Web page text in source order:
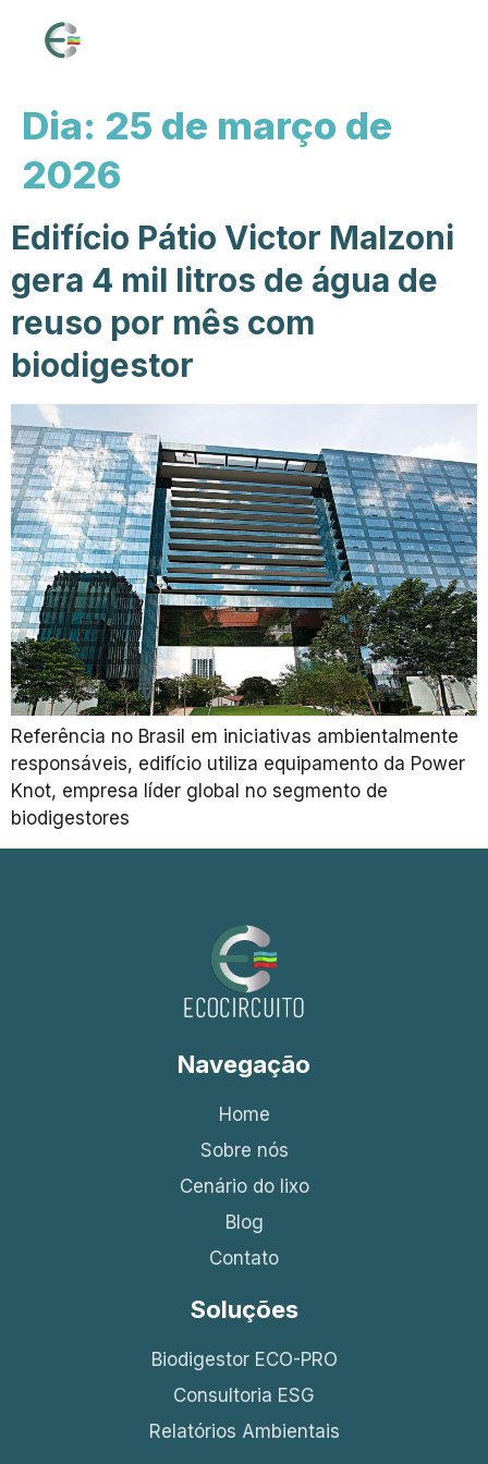
Dia: 25 de março de
2026
Edifício Pátio Victor Malzoni
gera 4 mil litros de água de
reuso por mês com
biodigestor
Referência no Brasil em iniciativas ambientalmente
responsáveis, edifício utiliza equipamento da Power
Knot, empresa líder global no segmento de
biodigestores
Navegação
Home
Sobre nós
Cenário do lixo
Blog
Contato
Soluções
Biodigestor ECO-PRO
Consultoria ESG
Relatórios Ambientais